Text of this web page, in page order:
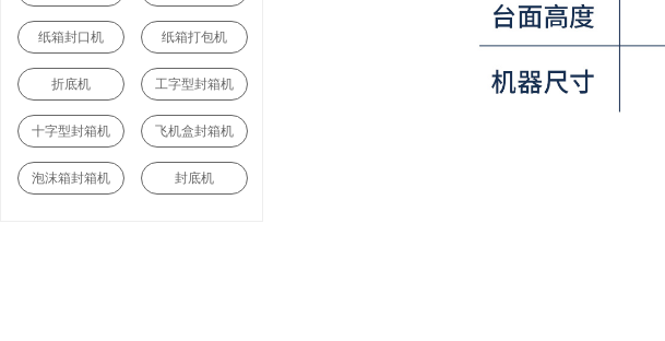
纸箱封口机 纸箱打包机
折底机 工字型封箱机
十字型封箱机 飞机盒封箱机
泡沫箱封箱机 封底机